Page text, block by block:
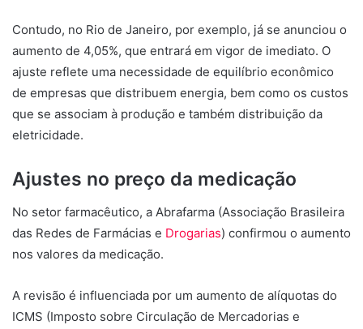
Contudo, no Rio de Janeiro, por exemplo, já se anunciou o
aumento de 4,05%, que entrará em vigor de imediato. O
ajuste reflete uma necessidade de equilíbrio econômico
de empresas que distribuem energia, bem como os custos
que se associam à produção e também distribuição da
eletricidade.
Ajustes no preço da medicação
No setor farmacêutico, a Abrafarma (Associação Brasileira
das Redes de Farmácias e Drogarias) confirmou o aumento
nos valores da medicação.
A revisão é influenciada por um aumento de alíquotas do
ICMS (Imposto sobre Circulação de Mercadorias e